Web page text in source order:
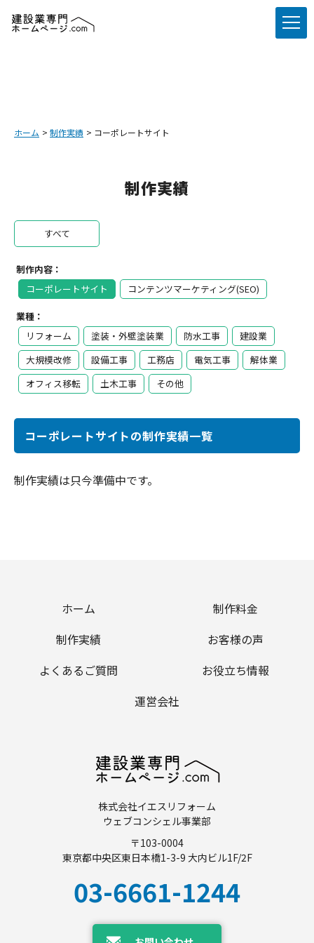
ホーム 制作実績 コーポレートサイト
制作実績
すべて
制作内容：
コーポレートサイト
コンテンツマーケティング(SEO)
業種：
リフォーム
塗装・外壁塗装業 防水工事
建設業
大規模改修
設備工事 工務店 電気工事
解体業
オフィス移転
土木工事 その他
コーポレートサイトの制作実績一覧
制作実績は只今準備中です。
ホーム
制作料金
制作実績
お客様の声
よくあるご質問
お役立ち情報
運営会社
株式会社イエスリフォーム
ウェブコンシェル事業部
〒103-0004
東京都中央区東日本橋1-3-9 大内ビル1F/2F
03-6661-1244